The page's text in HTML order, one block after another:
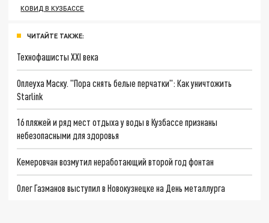
КОВИД В КУЗБАССЕ
ЧИТАЙТЕ ТАКЖЕ:
Технофашисты XXI века
Оплеуха Маску. "Пора снять белые перчатки": Как уничтожить
Starlink
16 пляжей и ряд мест отдыха у воды в Кузбассе признаны
небезопасными для здоровья
Кемеровчан возмутил неработающий второй год фонтан
Олег Газманов выступил в Новокузнецке на День металлурга